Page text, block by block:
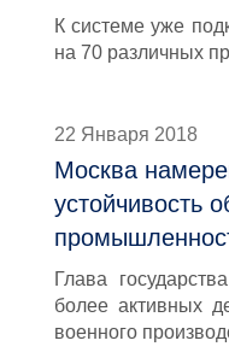
К системе уже
на 70 различных
22 Января 2018
Москва
устойчивость
Глава
более активных
военного